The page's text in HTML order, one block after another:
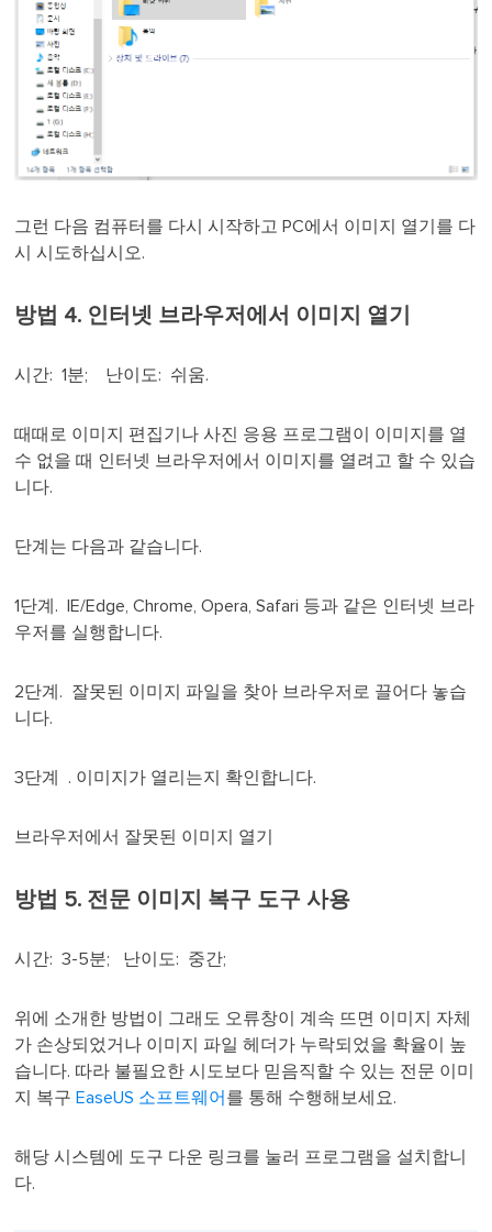
그런 다음 컴퓨터를 다시 시작하고 PC에서 이미지 열기를 다
시 시도하십시오.
방법 4. 인터넷 브라우저에서 이미지 열기
시간: 1분; 난이도: 쉬움.
때때로 이미지 편집기나 사진 응용 프로그램이 이미지를 열
수 없을 때 인터넷 브라우저에서 이미지를 열려고 할 수 있습
니다.
단계는 다음과 같습니다.
1단계. IE/Edge, Chrome, Opera, Safari 등과 같은 인터넷 브라
우저를 실행합니다.
2단계. 잘못된 이미지 파일을 찾아 브라우저로 끌어다 놓습
니다.
3단계 . 이미지가 열리는지 확인합니다.
브라우저에서 잘못된 이미지 열기
방법 5. 전문 이미지 복구 도구 사용
시간: 3-5분; 난이도: 중간;
위에 소개한 방법이 그래도 오류창이 계속 뜨면 이미지 자체
가 손상되었거나 이미지 파일 헤더가 누락되었을 확율이 높
습니다. 따라 불필요한 시도보다 믿음직할 수 있는 전문 이미
지 복구 EaseUS 소프트웨어 를 통해 수행해보세요.
해당 시스템에 도구 다운 링크를 눌러 프로그램을 설치합니
다.